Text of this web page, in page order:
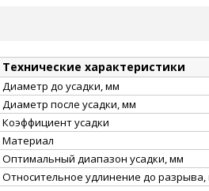
Технические характеристики
Диаметр до усадки, мм
Диаметр после усадки, мм
Коэффициент усадки
Материал
Оптимальный диапазон усадки, мм
Относительное удлинение до разрыва,